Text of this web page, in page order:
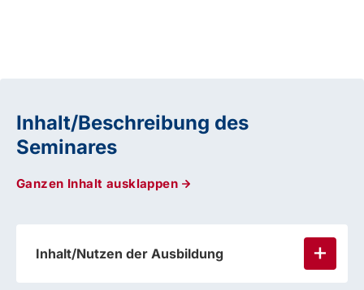
Inhalt/Beschreibung des
Seminares
Ganzen Inhalt ausklappen
Inhalt/Nutzen der Ausbildung